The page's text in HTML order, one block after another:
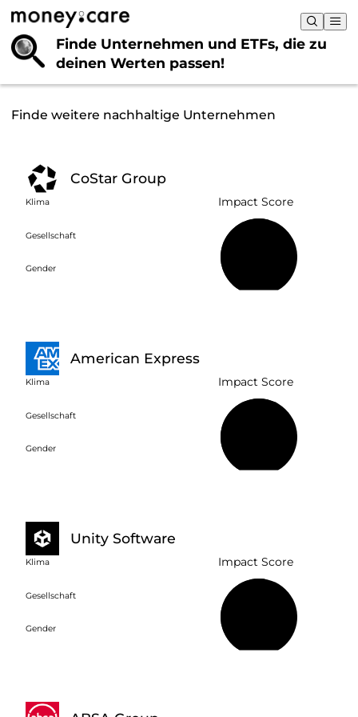
Finde Unternehmen und ETFs, die zu
deinen Werten passen!
Finde weitere nachhaltige Unternehmen
CoStar Group
Klima
Gesellschaft
Gender
Impact Score
American Express
Klima
Gesellschaft
Gender
Impact Score
Unity Software
Klima
Gesellschaft
Gender
Impact Score